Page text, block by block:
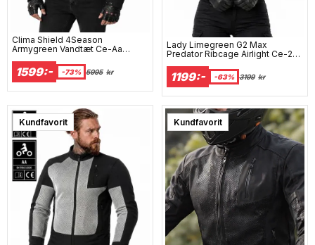
Clima Shield 4Season
Armygreen Vandtæt Ce-Aa
1599:- -73% 5995 kr
Lady Limegreen G2 Max
Predator Ribcage Airlight Ce-2
Beskyttelsesjakke
1199:- -63% 3199 kr
Kundfavorit Super sale
Kundfavorit